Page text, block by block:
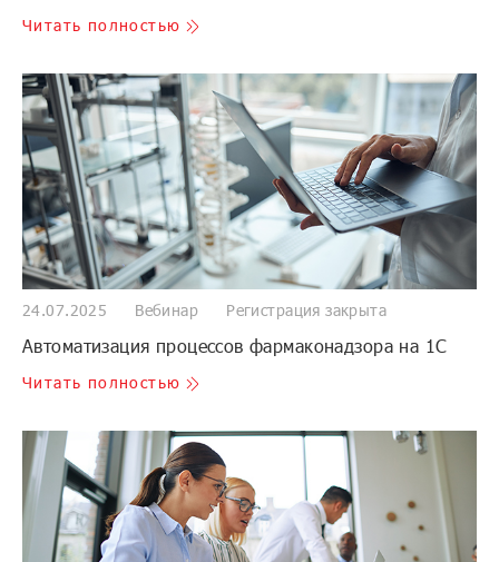
Читать полностью
24.07.2025 Вебинар Регистрация закрыта
Автоматизация процессов фармаконадзора на 1С
Читать полностью